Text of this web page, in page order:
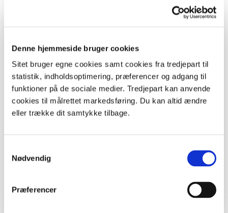
Denne hjemmeside bruger cookies
Sitet bruger egne cookies samt cookies fra tredjepart til
statistik, indholdsoptimering, præferencer og adgang til
funktioner på de sociale medier. Tredjepart kan anvende
cookies til målrettet markedsføring. Du kan altid ændre
eller trække dit samtykke tilbage.
Nødvendig
Præferencer
Barfod, K. (2024). Undervisning udenfor
læreruddannelsens mure – En
spørgeskemaundersøgelse om undervisning
udenfor læreruddannelsens mure i
undervisningsåret 2021/2022 blandt
undervisere på læreruddannelserne på de seks
Forebyggelse, Professionshøjskolen Absalon,
Professionshøjskolen UCN.